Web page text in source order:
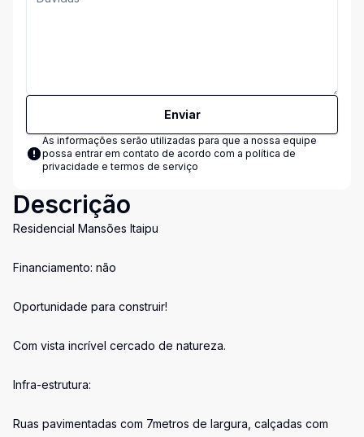
Enviar
As informações serão utilizadas para que a nossa equipe
possa entrar em contato de acordo com a política de
privacidade e termos de serviço
Descrição
Residencial Mansões Itaipu
Financiamento: não
Oportunidade para construir!
Com vista incrível cercado de natureza.
Infra-estrutura:
Ruas pavimentadas com 7metros de largura, calçadas com